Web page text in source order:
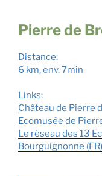
Pierre de
Distance:
6 km, env. 7min
Links:
Château de Pierre
Ecomusée de
Le réseau des 13
Bourguignonne (FR)